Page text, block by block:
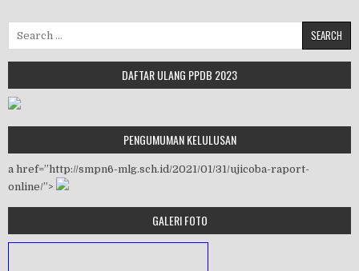
Search for:
DAFTAR ULANG PPDB 2023
PENGUMUMAN KELULUSAN
a href=”http://smpn6-mlg.sch.id/2021/01/31/ujicoba-raport-
online/”>
GALERI FOTO